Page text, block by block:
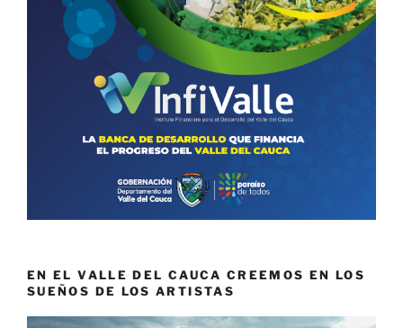
EN EL VALLE DEL CAUCA CREEMOS EN LOS
SUEÑOS DE LOS ARTISTAS